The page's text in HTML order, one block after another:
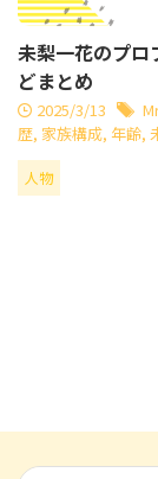
未梨一花のプロ
どまとめ
2025/3/13
歴, 家族構成, 年齢,
人物